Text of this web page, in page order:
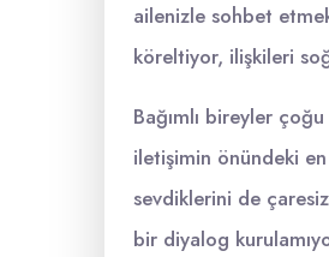
ailenizle sohbet
köreltiyor, ilişkileri
Bağımlı bireyler
iletişimin önündeki
sevdiklerini de
bir diyalog